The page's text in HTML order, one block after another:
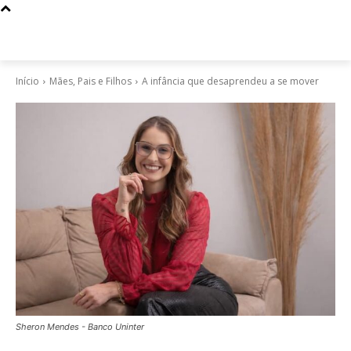
Início Mães, Pais e Filhos A infância que desaprendeu a se mover
Sheron Mendes - Banco Uninter